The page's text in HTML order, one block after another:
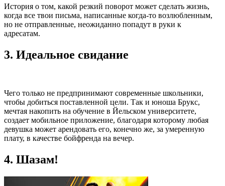
История о том, какой резкий поворот может сделать жизнь,
когда все твои письма, написанные когда-то возлюбленным,
но не отправленные, неожиданно попадут в руки к
адресатам.
3. Идеальное свидание
Чего только не предпринимают современные школьники,
чтобы добиться поставленной цели. Так и юноша Брукс,
мечтая накопить на обучение в Йельском университете,
создает мобильное приложение, благодаря которому любая
девушка может арендовать его, конечно же, за умеренную
плату, в качестве бойфренда на вечер.
4. Шазам!